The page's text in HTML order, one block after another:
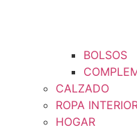
BOLSOS
CALZADO
ROPA
HOGAR